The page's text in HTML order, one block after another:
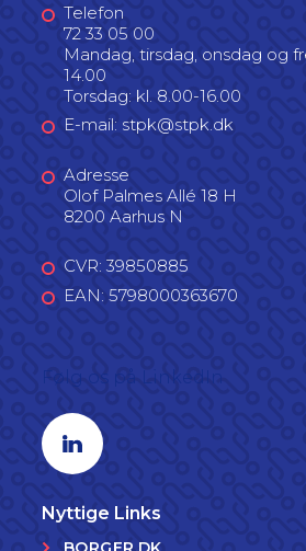
Telefon
72 33 05 00
Mandag, tirsdag, onsdag og
14.00
Torsdag: kl. 8.00-16.00
E-mail: stpk@stpk.dk
Adresse
Olof Palmes Allé 18 H
8200 Aarhus N
CVR: 39850885
EAN: 5798000363670
Linkedin profil
Nyttige Links